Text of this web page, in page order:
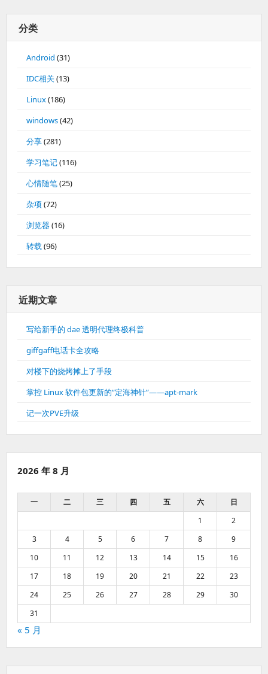
分类
Android (31)
IDC相关(13)
Linux(186)
windows(42)
分享(281)
学习笔记(116)
心情随笔(25)
杂项 (72)
浏览器(16)
转载(96)
近期文章
写给新手的 dae 透明代理终极科普
giffgaff电话卡全攻略
对楼下的烧烤摊上了手段
掌控 Linux 软件包更新的“定海神针”——apt-mark
记一次PVE升级
2026 年 8 月
一 二 三 四 五 六
日
1
2
3
4 5 6 7 8
9
10
11 12 13 14 15
16
17
18 19 20 21 22
23
24
25 26 27 28 29
30
31
« 5 月